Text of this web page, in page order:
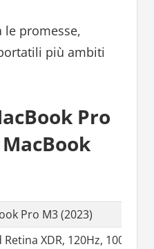
le promesse,
più ambiti
Pro
Pro M3 (2023)
XDR, 120Hz, 1000 nits